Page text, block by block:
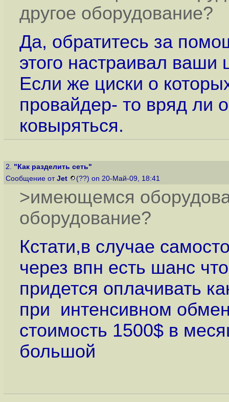
другое оборудование?
Да, обратитесь за
этого настраивал ваши
Если же циски о
провайдер- то вряд ли
ковыряться.
2. "Как разделить сеть"
Сообщение от Jet (??) on 20-Май-09, 18:41
>имеющемся
оборудование?
Кстати,в случае
через впн есть шанс
придется оплачивать
при интенсивном
стоимость 1500$ в
большой